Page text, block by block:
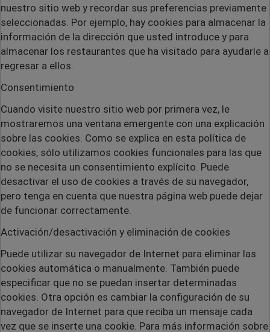
nuestro sitio web y recordar sus preferencias previamente
seleccionadas. Por ejemplo, hay cookies para almacenar la
información de la dirección que usted introduce y para
almacenar los restaurantes que ha visitado para ayudarle a
regresar a ellos.
Consentimiento
Cuando visite nuestro sitio web por primera vez, le
mostraremos una ventana emergente con una explicación
sobre las cookies. Como se explica en esta política de
cookies, sólo utilizamos cookies funcionales para las que
no se necesita un consentimiento explícito. Puede
desactivar el uso de cookies a través de su navegador,
pero tenga en cuenta que nuestra página web puede dejar
de funcionar correctamente.
Activación/desactivación y eliminación de cookies
Puede utilizar su navegador de Internet para eliminar las
cookies automática o manualmente. También puede
especificar que no se puedan insertar determinadas
cookies. Otra opción es cambiar la configuración de su
navegador de Internet para que reciba un mensaje cada
vez que se inserte una cookie. Para más información sobre